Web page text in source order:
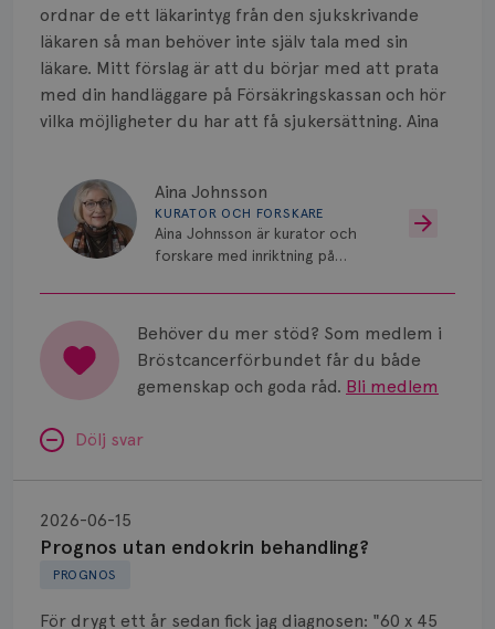
ordnar de ett läkarintyg från den sjukskrivande
läkaren så man behöver inte själv tala med sin
läkare. Mitt förslag är att du börjar med att prata
med din handläggare på Försäkringskassan och hör
vilka möjligheter du har att få sjukersättning. Aina
Aina Johnsson
KURATOR OCH FORSKARE
Aina Johnsson är kurator och
forskare med inriktning på
Behöver du mer stöd? Som medlem i
Bröstcancerförbundet får du både
gemenskap och goda råd. Bli medlem
Dölj svar
PROGNOS
Prognos utan endokrin behandling?
2026-06-15
För drygt ett år sedan fick jag diagnosen: "60 x 45
utan
endokrin
behandling?